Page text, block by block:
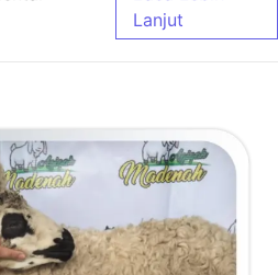
Bandung Pilihan Terbaik
Lanjut